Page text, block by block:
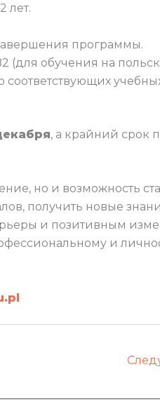
лет.
программы.
(для обучения на
, а крайний срок
но и возможность
получить новые
и позитивным
и